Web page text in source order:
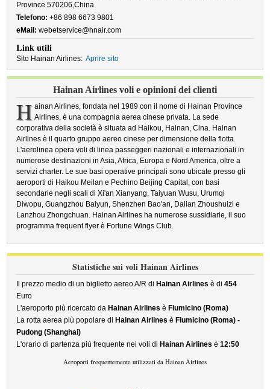
Province 570206,China
Telefono: +86 898 6673 9801
eMail: webetservice@hnair.com
Link utili
Sito Hainan Airlines: Aprire sito
Hainan Airlines voli e opinioni dei clienti
H ainan Airlines, fondata nel 1989 con il nome di Hainan Province
Airlines, è una compagnia aerea cinese privata. La sede
corporativa della società è situata ad Haikou, Hainan, Cina. Hainan
Airlines è il quarto gruppo aereo cinese per dimensione della flotta.
L'aerolinea opera voli di linea passeggeri nazionali e internazionali in
numerose destinazioni in Asia, Africa, Europa e Nord America, oltre a
servizi charter. Le sue basi operative principali sono ubicate presso gli
aeroporti di Haikou Meilan e Pechino Beijing Capital, con basi
secondarie negli scali di Xi'an Xianyang, Taiyuan Wusu, Urumqi
Diwopu, Guangzhou Baiyun, Shenzhen Bao'an, Dalian Zhoushuizi e
Lanzhou Zhongchuan. Hainan Airlines ha numerose sussidiarie, il suo
programma frequent flyer è Fortune Wings Club.
Statistiche sui voli Hainan Airlines
Il prezzo medio di un biglietto aereo A/R di Hainan Airlines è di454
Euro
L'aeroporto più ricercato da Hainan Airlines è Fiumicino (Roma)
La rotta aerea più popolare di Hainan Airlines è Fiumicino (Roma) -
Pudong (Shanghai)
L'orario di partenza più frequente nei voli di Hainan Airlines è12:50
Aeroporti frequentemente utilizzati da Hainan Airlines